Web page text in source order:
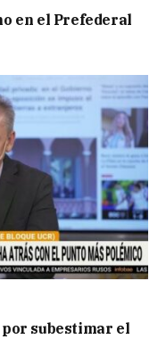
en el Prefederal
subestimar el